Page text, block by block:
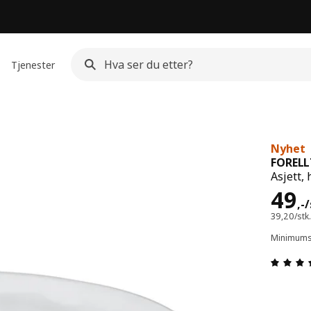
Tjenester
Nyhet
Asjett,
49,-
39,20/